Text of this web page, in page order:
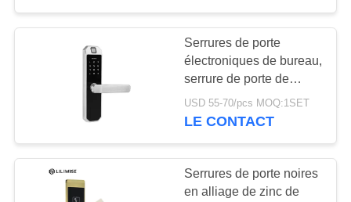
LA
Serrure de porte de
Bluetooth
31
Serrures de porte
électroniques de bureau,
serrure de porte de
reconnaissance
d'empreinte digitale du
USD 55-70/pcs MOQ:1SET
LE CONTACT
Serrures de porte noires
en alliage de zinc de